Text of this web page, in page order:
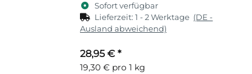
Sofort verfügbar
Lieferzeit:1 - 2 Werktage (DE -
Ausland abweichend)
28,95 € *
19,30 € pro 1 kg